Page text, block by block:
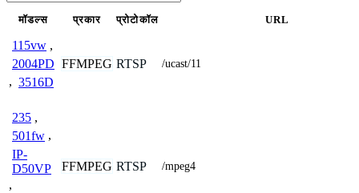
मॉडल्स प्रकार प्रोटोकॉल URL
115vw ,
2004PD
, 3516D
FFMPEG RTSP /ucast/11
235 ,
501fw ,
IP-
D50VP
,
FFMPEG RTSP /mpeg4